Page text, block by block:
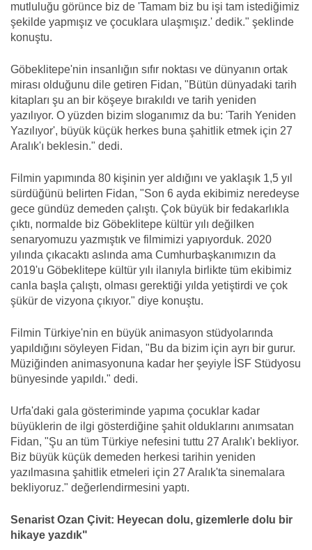
mutluluğu görünce biz de 'Tamam biz bu işi tam istediğimiz
şekilde yapmışız ve çocuklara ulaşmışız.' dedik." şeklinde
konuştu.
Göbeklitepe'nin insanlığın sıfır noktası ve dünyanın ortak
mirası olduğunu dile getiren Fidan, "Bütün dünyadaki tarih
kitapları şu an bir köşeye bırakıldı ve tarih yeniden
yazılıyor. O yüzden bizim sloganımız da bu: 'Tarih Yeniden
Yazılıyor', büyük küçük herkes buna şahitlik etmek için 27
Aralık'ı beklesin." dedi.
Filmin yapımında 80 kişinin yer aldığını ve yaklaşık 1,5 yıl
sürdüğünü belirten Fidan, "Son 6 ayda ekibimiz neredeyse
gece gündüz demeden çalıştı. Çok büyük bir fedakarlıkla
çıktı, normalde biz Göbeklitepe kültür yılı değilken
senaryomuzu yazmıştık ve filmimizi yapıyorduk. 2020
yılında çıkacaktı aslında ama Cumhurbaşkanımızın da
2019'u Göbeklitepe kültür yılı ilanıyla birlikte tüm ekibimiz
canla başla çalıştı, olması gerektiği yılda yetiştirdi ve çok
şükür de vizyona çıkıyor." diye konuştu.
Filmin Türkiye'nin en büyük animasyon stüdyolarında
yapıldığını söyleyen Fidan, "Bu da bizim için ayrı bir gurur.
Müziğinden animasyonuna kadar her şeyiyle İSF Stüdyosu
bünyesinde yapıldı." dedi.
Urfa'daki gala gösteriminde yapıma çocuklar kadar
büyüklerin de ilgi gösterdiğine şahit olduklarını anımsatan
Fidan, "Şu an tüm Türkiye nefesini tuttu 27 Aralık'ı bekliyor.
Biz büyük küçük demeden herkesi tarihin yeniden
yazılmasına şahitlik etmeleri için 27 Aralık'ta sinemalara
bekliyoruz." değerlendirmesini yaptı.
Senarist Ozan Çivit: Heyecan dolu, gizemlerle dolu bir
hikaye yazdık"